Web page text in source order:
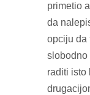
primetio
da
opciju da
slobodno
raditi isto